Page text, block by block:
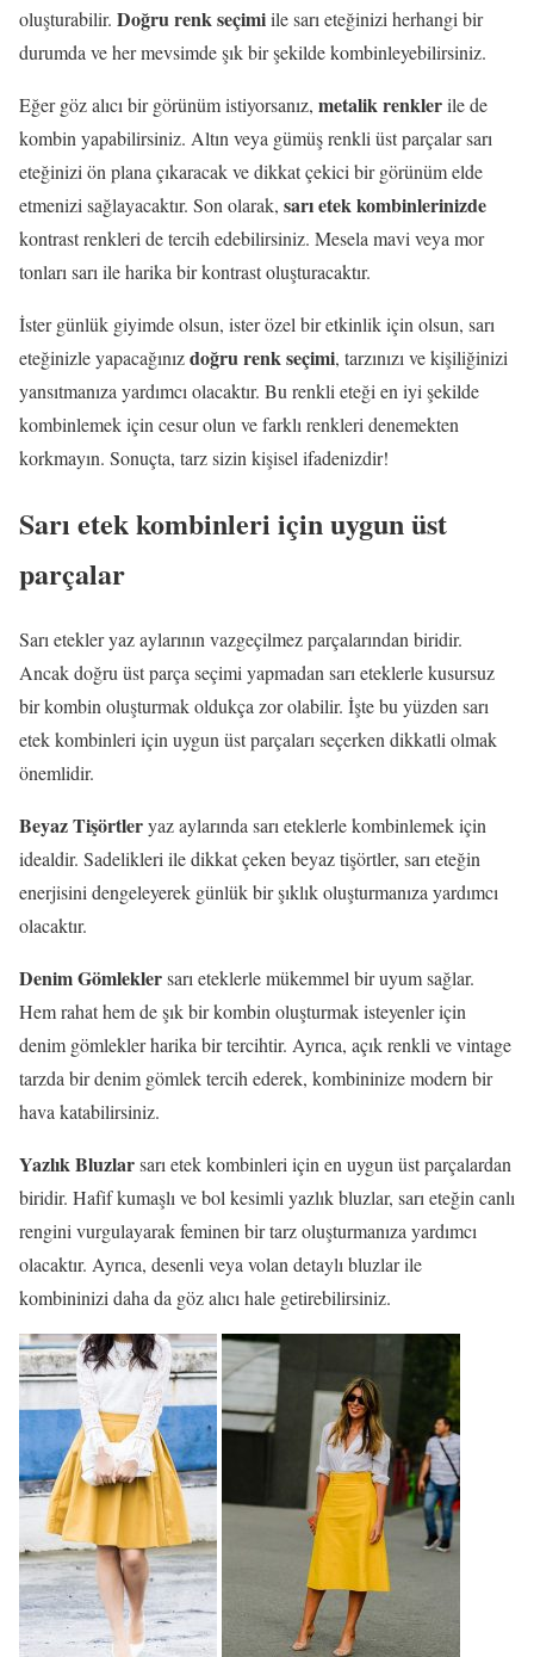
oluşturabilir. Doğru renk seçimiile sarı eteğinizi herhangi bir
durumda ve her mevsimde şık bir şekilde kombinleyebilirsiniz.
Eğer göz alıcı bir görünüm istiyorsanız, metalik renklerile de
kombin yapabilirsiniz. Altın veya gümüş renkli üst parçalar sarı
eteğinizi ön plana çıkaracak ve dikkat çekici bir görünüm elde
etmenizi sağlayacaktır. Son olarak, sarı etek kombinlerinizde
kontrast renkleri de tercih edebilirsiniz. Mesela mavi veya mor
tonları sarı ile harika bir kontrast oluşturacaktır.
İster günlük giyimde olsun, ister özel bir etkinlik için olsun, sarı
eteğinizle yapacağınızdoğru renk seçimi, tarzınızı ve kişiliğinizi
yansıtmanıza yardımcı olacaktır. Bu renkli eteği en iyi şekilde
kombinlemek için cesur olun ve farklı renkleri denemekten
korkmayın. Sonuçta, tarz sizin kişisel ifadenizdir!
Sarı etek kombinleri için uygun üst
parçalar
Sarı etekler yaz aylarının vazgeçilmez parçalarından biridir.
Ancak doğru üst parça seçimi yapmadan sarı eteklerle kusursuz
bir kombin oluşturmak oldukça zor olabilir. İşte bu yüzden sarı
etek kombinleri için uygun üst parçaları seçerken dikkatli olmak
önemlidir.
Beyaz Tişörtleryaz aylarında sarı eteklerle kombinlemek için
idealdir. Sadelikleri ile dikkat çeken beyaz tişörtler, sarı eteğin
enerjisini dengeleyerek günlük bir şıklık oluşturmanıza yardımcı
olacaktır.
Denim Gömleklersarı eteklerle mükemmel bir uyum sağlar.
Hem rahat hem de şık bir kombin oluşturmak isteyenler için
denim gömlekler harika bir tercihtir. Ayrıca, açık renkli ve vintage
tarzda bir denim gömlek tercih ederek, kombininize modern bir
hava katabilirsiniz.
Yazlık Bluzlarsarı etek kombinleri için en uygun üst parçalardan
biridir. Hafif kumaşlı ve bol kesimli yazlık bluzlar, sarı eteğin canlı
rengini vurgulayarak feminen bir tarz oluşturmanıza yardımcı
olacaktır. Ayrıca, desenli veya volan detaylı bluzlar ile
kombininizi daha da göz alıcı hale getirebilirsiniz.